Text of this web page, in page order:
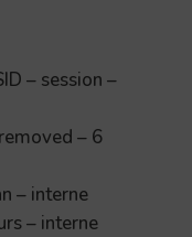
– session –
– 6
– interne
– interne